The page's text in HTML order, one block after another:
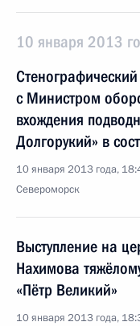
10 января 2013
с Министром
вхождения
Долгорукий» в
10 января 2013 года,
Североморск
Выступление на
Нахимова
«Пётр Великий»
10 января 2013 года,